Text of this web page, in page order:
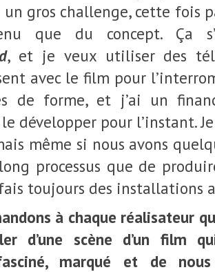
un gros challenge, cette fois
que du concept. Ça
, et je veux utiliser des
avec le film pour
de forme, et j’ai un
le développer pour l’instant.
même si nous avons
processus que de
toujours des installations
à chaque réalisateur
d’une scène d’un film
marqué et de